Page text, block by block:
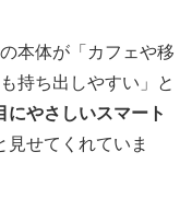
本体が「カフェや移
持ち出しやすい」と
にやさしいスマート
見せてくれていま